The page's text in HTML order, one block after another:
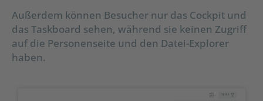
Außerdem können Besucher nur das Cockpit und
das Taskboard sehen, während sie keinen Zugriff
auf die Personenseite und den Datei-Explorer
haben.